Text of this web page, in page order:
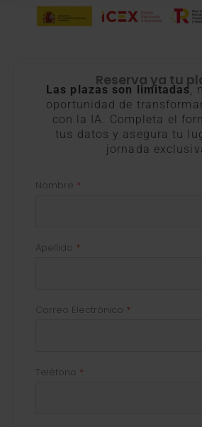
Reserva ya tu
Las plazas son limitadas,
oportunidad de
con la IA. Completa el
tus datos y asegura tu
jornada
Nombre
Apellido
Correo Electrónico
Teléfono